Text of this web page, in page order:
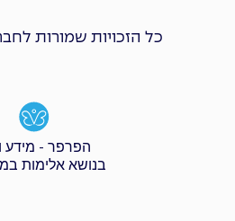
כל הזכויות שמורות
הפרפר - מידע
בנושא אלימות